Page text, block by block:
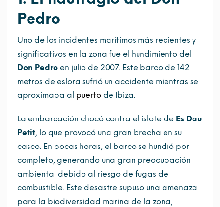
Pedro
Uno de los incidentes marítimos más recientes y
significativos en la zona fue el hundimiento del
Don Pedro en julio de 2007. Este barco de 142
metros de eslora sufrió un accidente mientras se
aproximaba al puerto de Ibiza.
La embarcación chocó contra el islote de Es Dau
Petit, lo que provocó una gran brecha en su
casco. En pocas horas, el barco se hundió por
completo, generando una gran preocupación
ambiental debido al riesgo de fugas de
combustible. Este desastre supuso una amenaza
para la biodiversidad marina de la zona,